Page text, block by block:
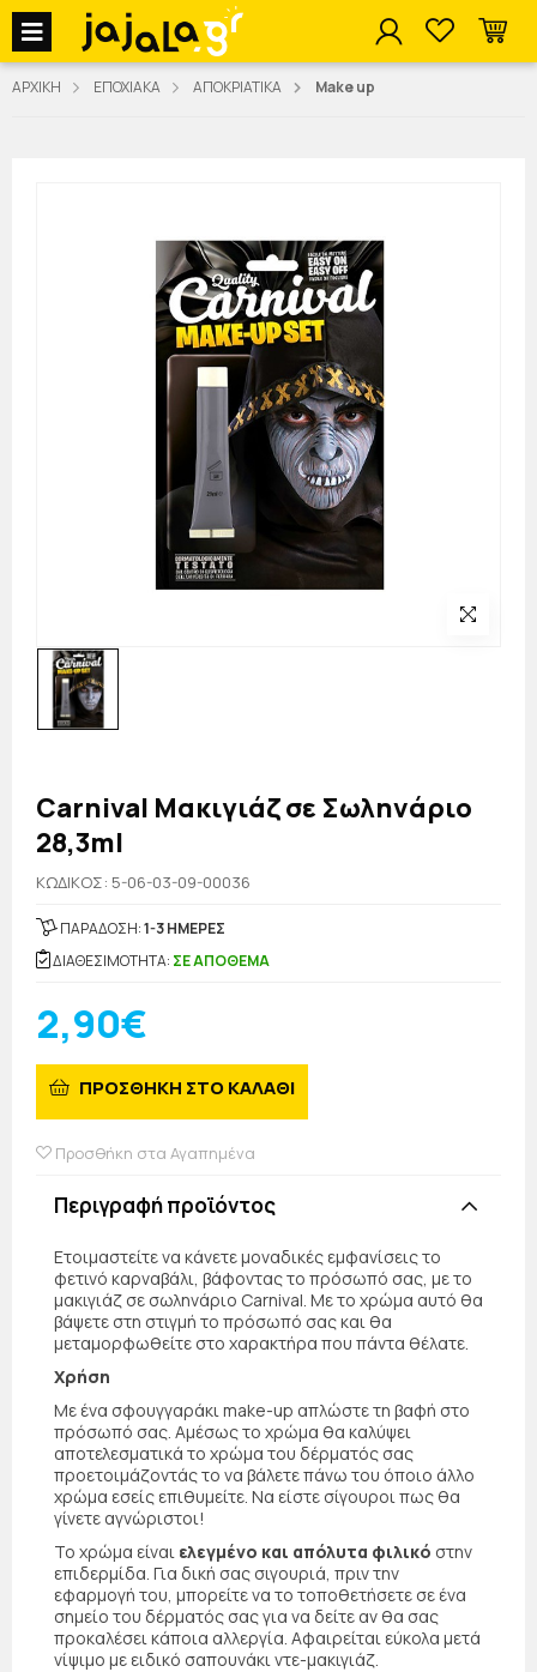
jajala Menu
ΑΡΧΙΚΗ ΕΠΟΧΙΑΚΑ ΑΠΟΚΡΙΑΤΙΚΑ Make up
Carnival Μακιγιάζ σε Σωληνάριο
28,3ml
KΩΔΙΚΟΣ: 5-06-03-09-00036
ΠΑΡΑΔΟΣΗ:1-3 ΗΜΕΡΕΣ
ΔΙΑΘΕΣΙΜΟΤΗΤΑ: ΣΕ ΑΠΟΘΕΜΑ
2,90€
ΠΡΟΣΘΗΚΗ ΣΤΟ ΚΑΛΑΘΙ
Προσθήκη στα Αγαπημένα
Περιγραφή προϊόντος
Ετοιμαστείτε να κάνετε μοναδικές εμφανίσεις το
φετινό καρναβάλι, βάφοντας το πρόσωπό σας, με το
μακιγιάζ σε σωληνάριο Carnival. Με το χρώμα αυτό θα
βάψετε στη στιγμή το πρόσωπό σας και θα
μεταμορφωθείτε στο χαρακτήρα που πάντα θέλατε.
Χρήση
Με ένα σφουγγαράκι make-up απλώστε τη βαφή στο
πρόσωπό σας. Αμέσως το χρώμα θα καλύψει
αποτελεσματικά το χρώμα του δέρματός σας
προετοιμάζοντάς το να βάλετε πάνω του όποιο άλλο
χρώμα εσείς επιθυμείτε. Να είστε σίγουροι πως θα
γίνετε αγνώριστοι!
Το χρώμα είναι ελεγμένο και απόλυτα φιλικό στην
επιδερμίδα. Για δική σας σιγουριά, πριν την
εφαρμογή του, μπορείτε να το τοποθετήσετε σε ένα
σημείο του δέρματός σας για να δείτε αν θα σας
προκαλέσει κάποια αλλεργία. Αφαιρείται εύκολα μετά
νίψιμο με ειδικό σαπουνάκι ντε-μακιγιάζ.